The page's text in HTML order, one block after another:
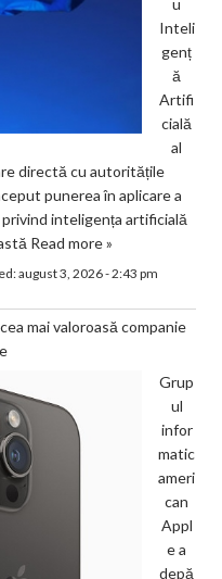
Inteli
genț
ă
Artifi
cială
al
directă cu autoritățile
punerea în aplicare a
inteligența artificială
Read more »
august 3, 2026 - 2:43 pm
mai valoroasă companie
Grup
ul
infor
matic
ameri
can
Appl
e a
depă